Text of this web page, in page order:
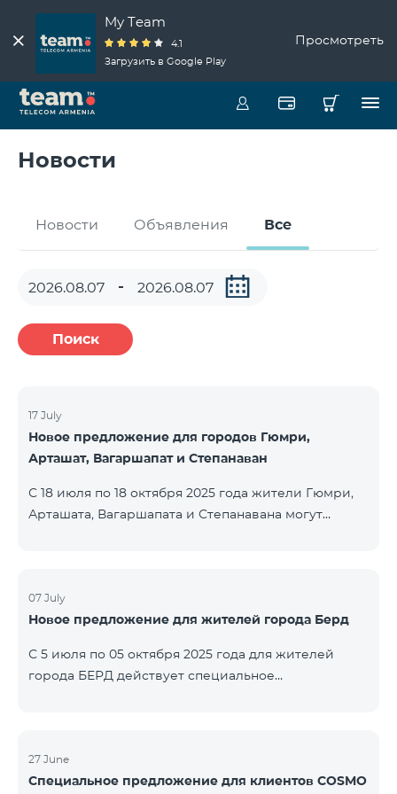
My Team
4.1
Загрузить в Google Play
Просмотреть
Новости
Новости Объявления Все
Поиск
17 July
Новое предложение для городов Гюмри,
Арташат, Вагаршапат и Степанаван
С 18 июля по 18 октября 2025 года жители Гюмри,
Арташата, Вагаршапата и Степанавана могут
первых 6 месяцев при подключении на 12 месяцев:
Название пакета Стандартная цена Цена с учётом
Региональный 6900 ֏ 3450 ֏ COSMO 3 7400
Региональный 7400 ֏ 3
07 July
Новое предложение для жителей города Берд
С 5 июля по 05 октября 2025 года для жителей
города БЕРД действует специальное
досрочного расторжения применяется штраф. С
подробной информацией о включениях в
27 June
Специальное предложение для клиентов COSMO